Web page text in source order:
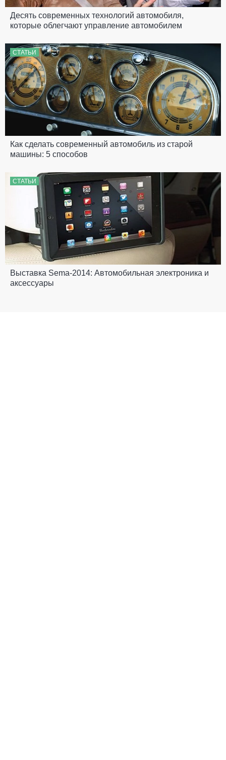
Десять современных технологий автомобиля,
которые облегчают управление автомобилем
СТАТЬИ
Как сделать современный автомобиль из старой
машины: 5 способов
СТАТЬИ
Выставка Sema-2014: Автомобильная электроника и
аксессуары